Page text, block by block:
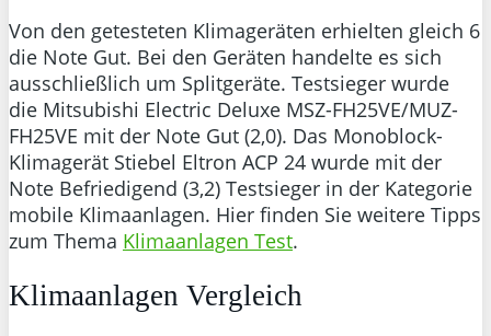
Von den getesteten Klimageräten erhielten gleich 6
die Note Gut. Bei den Geräten handelte es sich
ausschließlich um Splitgeräte. Testsieger wurde
die Mitsubishi Electric Deluxe MSZ-FH25VE/MUZ-
FH25VE mit der Note Gut (2,0). Das Monoblock-
Klimagerät Stiebel Eltron ACP 24 wurde mit der
Note Befriedigend (3,2) Testsieger in der Kategorie
mobile Klimaanlagen. Hier finden Sie weitere Tipps
zum Thema Klimaanlagen Test.
Klimaanlagen Vergleich